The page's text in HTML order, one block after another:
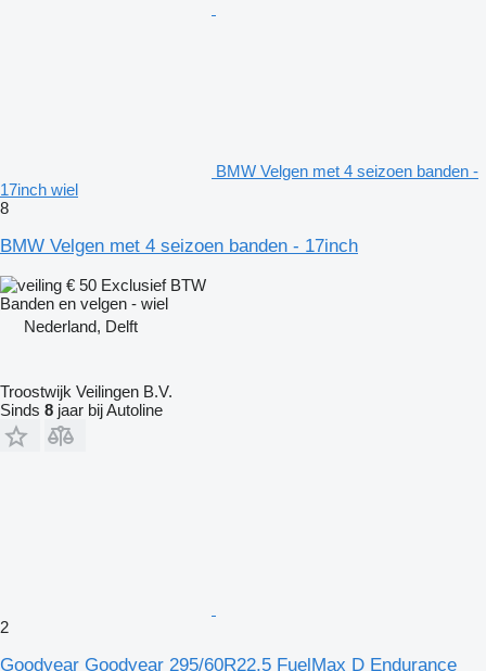
BMW Velgen met 4 seizoen banden -
17inch wiel
8
BMW Velgen met 4 seizoen banden - 17inch
€ 50 Exclusief BTW
Banden en velgen - wiel
Nederland, Delft
Troostwijk Veilingen B.V.
Sinds 8 jaar bij Autoline
2
Goodyear Goodyear 295/60R22.5 FuelMax D Endurance